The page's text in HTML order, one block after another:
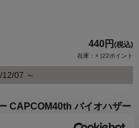
440円 (税込)
在庫：× |22ポイント
07 ～
CAPCOM40th バイオハザー